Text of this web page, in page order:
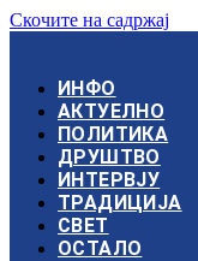
Скочите на садржај
ИНФО
АКТУЕЛНО
ПОЛИТИКА
ДРУШТВО
ИНТЕРВЈУ
ТРАДИЦИЈА
СВЕТ
ОСТАЛО